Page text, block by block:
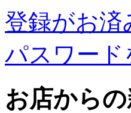
登録がお
パスワー
お店から